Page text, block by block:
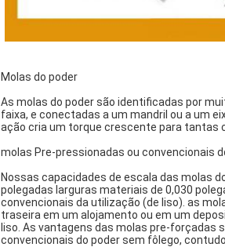
Molas do poder
As molas do poder são identificadas por
faixa, e conectadas a um mandril ou a um
ação cria um torque crescente para tantas
molas Pre-pressionadas ou convencionais
Nossas capacidades de escala das molas
polegadas larguras materiais de 0,030
convencionais da utilização (de liso). as
traseira em um alojamento ou em um
liso. As vantagens das molas pre-forçadas
convencionais do poder sem fôlego,